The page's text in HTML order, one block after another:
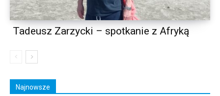
Tadeusz Zarzycki – spotkanie z Afryką
Najnowsze